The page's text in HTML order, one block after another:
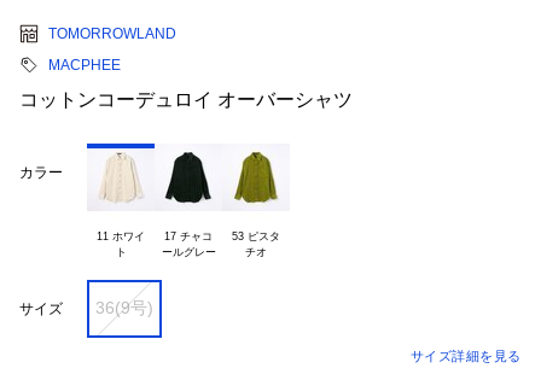
TOMORROWLAND
MACPHEE
コットンコーデュロイ オーバーシャツ
カラー
11 ホワイ
17 チャコ
ールグレー
53 ピスタ
サイズ 36(9号)
サイズ詳細を見る